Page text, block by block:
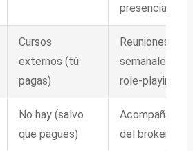
presenciales
Cursos
externos (tú
pagas)
Reuniones
semanales con
role-playing
No hay (salvo
que pagues)
del broker